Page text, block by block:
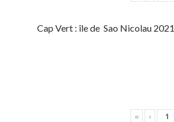
Cap Vert : île de Sao Nicolau 2021
« ‹